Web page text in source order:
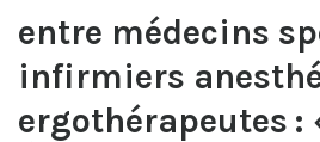
entre médecins
infirmiers
ergothérapeutes :